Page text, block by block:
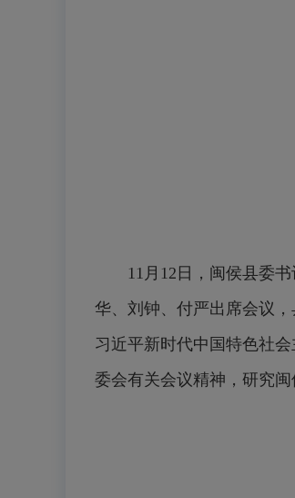
11月12日，闽侯县委书
华、刘钟、付严出席会议
习近平新时代中国特色社
委会有关会议精神，研究